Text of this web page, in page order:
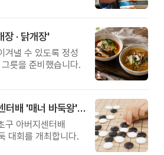
장 · 닭개장'
겨낼 수 있도록 정성
릇을 준비했습니다.
제3회 서초구 아버지센터배 '매너 바둑왕' 대회
아버지센터배
대회를 개최합니다.